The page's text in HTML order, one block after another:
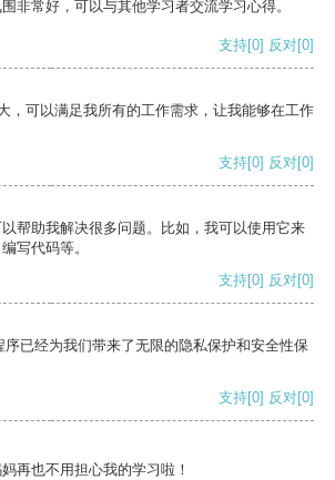
非常好，可以与其他学习者交流学习心得。
支持[0] 反对[0]
，可以满足我所有的工作需求，让我能够在工作
支持[0] 反对[0]
帮助我解决很多问题。比如，我可以使用它来
写代码等。
支持[0] 反对[0]
已经为我们带来了无限的隐私保护和安全性保
支持[0] 反对[0]
再也不用担心我的学习啦！